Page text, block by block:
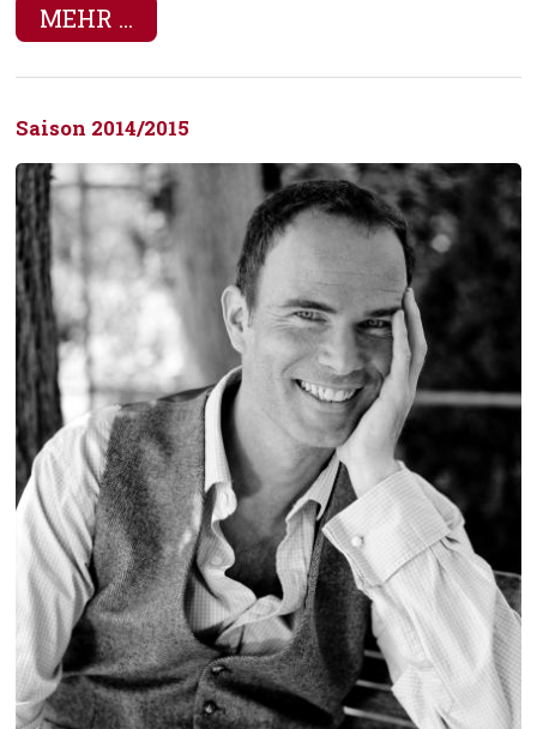
MEHR ...
Saison 2014/2015